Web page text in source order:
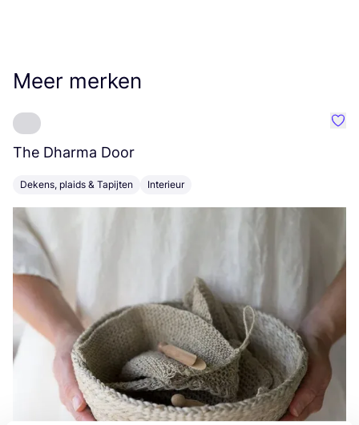
Meer merken
The Dharma Door
Dekens, plaids & Tapijten Interieur